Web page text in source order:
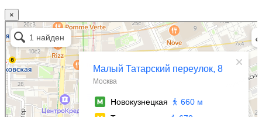
×
Москва
Малый Татарский переулок, 8 на карте Москвы, ближайшее метро Новокузнецкая —
Яндекс.Карты